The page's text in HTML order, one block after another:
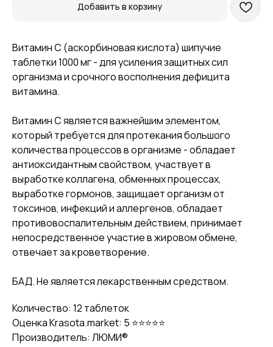
Добавить в корзину
Витамин С (аскорбиновая кислота) шипучие
таблетки 1000 мг - для усиления защитных сил
организма и срочного восполнения дефицита
витамина.
Витамин C является важнейшим элементом,
который требуется для протекания большого
количества процессов в организме - обладает
антиоксидантным свойством, участвует в
выработке коллагена, обменных процессах,
выработке гормонов, защищает организм от
токсинов, инфекций и аллергенов, обладает
противовоспалительным действием, принимает
непосредственное участие в жировом обмене,
отвечает за кроветворение.
БАД. Не является лекарственным средством.
Количество: 12 таблеток
Оценка Krasota.market: 5 ⭐⭐⭐⭐⭐
Производитель: ЛЮМИ®